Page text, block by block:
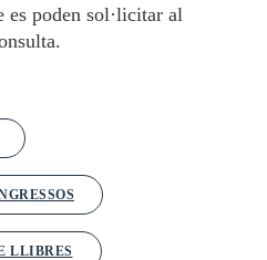
es poden sol·licitar al
LLIBRES